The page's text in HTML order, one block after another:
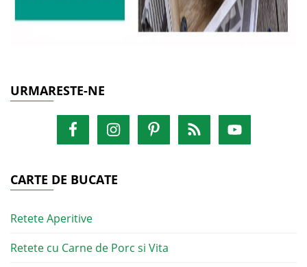
URMARESTE-NE
CARTE DE BUCATE
Retete Aperitive
Retete cu Carne de Porc si Vita